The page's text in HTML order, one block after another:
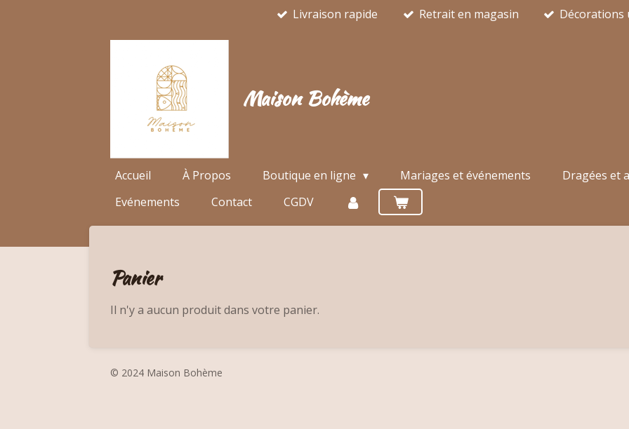
Livraison rapide Retrait en magasin Décorations
Maison Bohème
Accueil À Propos Boutique en ligne Mariages et événements
Dragées et
Evénements
Contact CGDV
Panier
Il n'y a aucun produit dans votre panier.
© 2024 Maison Bohème